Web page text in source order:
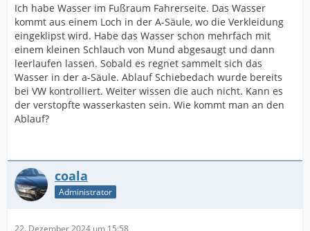
Ich habe Wasser im Fußraum Fahrerseite. Das Wasser
kommt aus einem Loch in der A-Säule, wo die Verkleidung
eingeklipst wird. Habe das Wasser schon mehrfach mit
einem kleinen Schlauch von Mund abgesaugt und dann
leerlaufen lassen. Sobald es regnet sammelt sich das
Wasser in der a-Säule. Ablauf Schiebedach wurde bereits
bei VW kontrolliert. Weiter wissen die auch nicht. Kann es
der verstopfte wasserkasten sein. Wie kommt man an den
Ablauf?
coala
Administrator
22. Dezember 2024 um 15:58